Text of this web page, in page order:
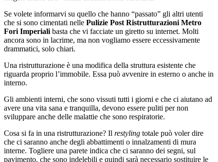
Se volete informarvi su quello che hanno “passato” gli altri utenti
che si sono cimentati nelle Pulizie Post Ristrutturazioni Metro
Fori Imperiali basta che vi facciate un giretto su internet. Molti
ancora sono in lacrime, ma non vogliamo essere eccessivamente
drammatici, solo chiari.
Una ristrutturazione è una modifica della struttura esistente che
riguarda proprio l’immobile. Essa può avvenire in esterno o anche in
interno.
Gli ambienti interni, che sono vissuti tutti i giorni e che ci aiutano ad
avere una vita sana e tranquilla, devono essere puliti per non
sviluppare anche delle malattie che sono respiratorie.
Cosa si fa in una ristrutturazione? Il restyling totale può voler dire
che ci saranno anche degli abbattimenti o innalzamenti di mura
interne. Togliere una parete indica che ci saranno dei segni, sul
pavimento, che sono indelebili e quindi sarà necessario sostituire le